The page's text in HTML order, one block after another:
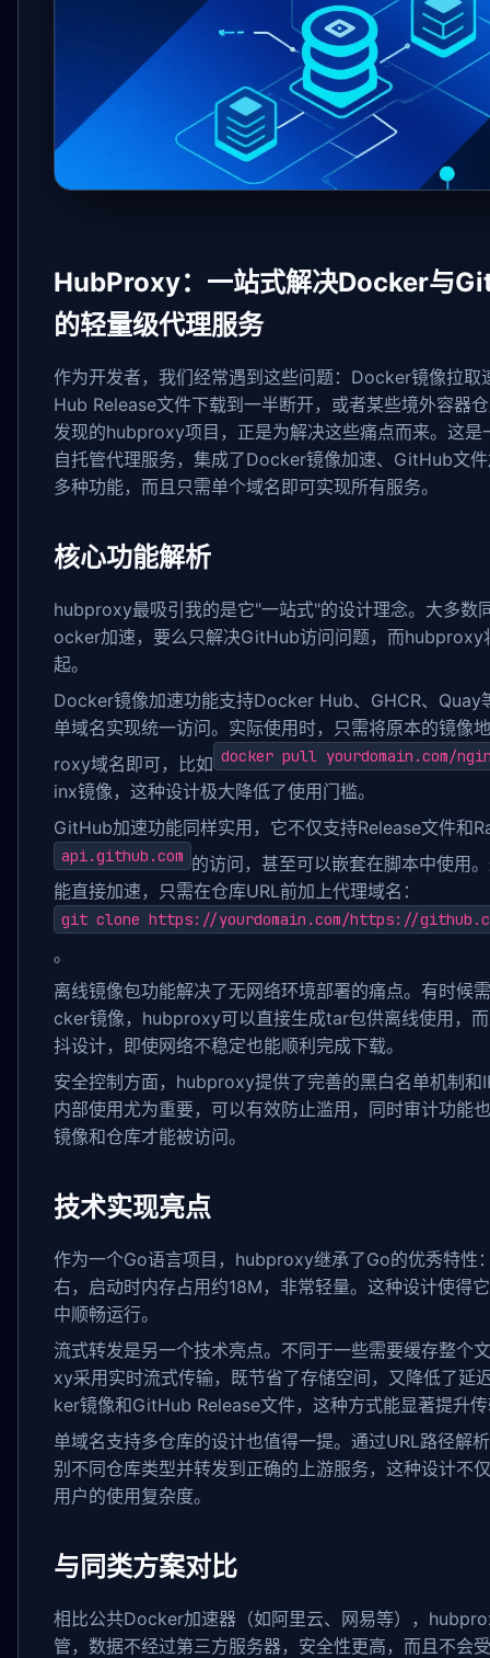
HubProxy：一站式解决Docker与
的轻量级代理服务
作为开发者，我们经常遇到这些问题：Docker镜像拉取
Hub Release文件下载到一半断开，或者某些境外容器
发现的hubproxy项目，正是为解决这些痛点而来。这是
自托管代理服务，集成了Docker镜像加速、GitHub文
多种功能，而且只需单个域名即可实现所有服务。
核心功能解析
hubproxy最吸引我的是它"一站式"的设计理念。大多数
ocker加速，要么只解决GitHub访问问题，而hubproxy
起。
Docker镜像加速功能支持Docker Hub、GHCR、Quay
单域名实现统一访问。实际使用时，只需将原本的镜像
roxy域名即可，比如 docker pull yourdomain.com/
inx镜像，这种设计极大降低了使用门槛。
GitHub加速功能同样实用，它不仅支持Release文件和
api.github.com 的访问，甚至可以嵌套在脚本中使用
能直接加速，只需在仓库URL前加上代理域名：
git clone https://yourdomain.com/https://
。
离线镜像包功能解决了无网络环境部署的痛点。有时候
cker镜像，hubproxy可以直接生成tar包供离线使用，
抖设计，即使网络不稳定也能顺利完成下载。
安全控制方面，hubproxy提供了完善的黑白名单机制和
内部使用尤为重要，可以有效防止滥用，同时审计功能
镜像和仓库才能被访问。
技术实现亮点
作为一个Go语言项目，hubproxy继承了Go的优秀特性
右，启动时内存占用约18M，非常轻量。这种设计使得
中顺畅运行。
流式转发是另一个技术亮点。不同于一些需要缓存整个
xy采用实时流式传输，既节省了存储空间，又降低了延
ker镜像和GitHub Release文件，这种方式能显著提升
单域名支持多仓库的设计也值得一提。通过URL路径解
别不同仓库类型并转发到正确的上游服务，这种设计不
用户的使用复杂度。
与同类方案对比
相比公共Docker加速器（如阿里云、网易等），
管，数据不经过第三方服务器，安全性更高，而且不会